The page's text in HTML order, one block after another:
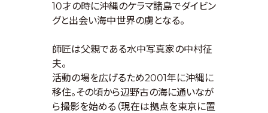
10才の時に沖縄のケラマ諸島でダイビン
グと出会い海中世界の虜となる。
師匠は父親である水中写真家の中村征
夫。
活動の場を広げるため2001年に沖縄に
移住。その頃から辺野古の海に通いなが
ら撮影を始める（現在は拠点を東京に置